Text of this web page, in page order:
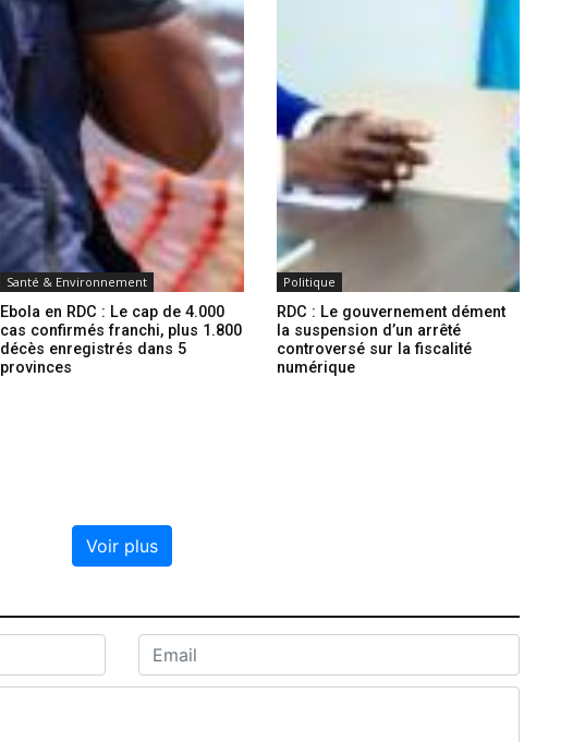
Santé & Environnement
Ebola en RDC : Le cap de 4.000
cas confirmés franchi, plus 1.800
décès enregistrés dans 5
provinces
Politique
RDC : Le gouvernement dément
la suspension d’un arrêté
controversé sur la fiscalité
numérique
Voir plus